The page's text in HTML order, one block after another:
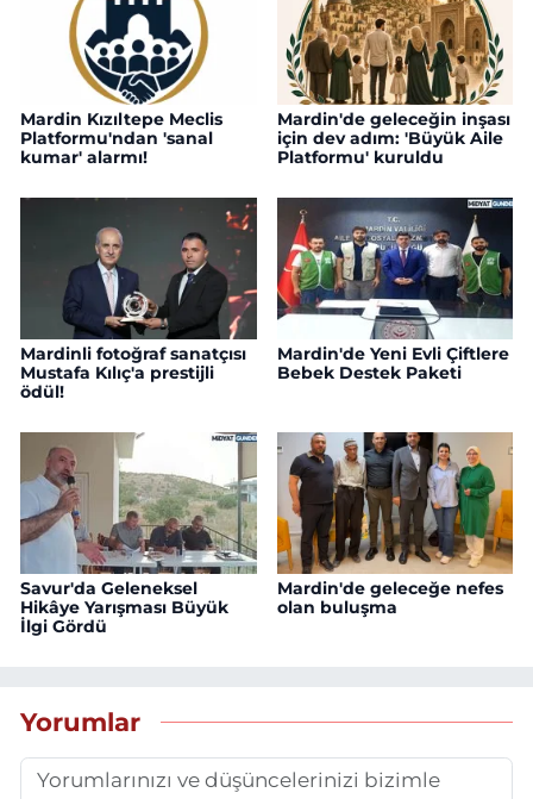
Mardin Kızıltepe Meclis
Platformu'ndan 'sanal
kumar' alarmı!
Mardin'de geleceğin inşası
için dev adım: 'Büyük Aile
Platformu' kuruldu
Mardinli fotoğraf sanatçısı
Mustafa Kılıç'a prestijli
ödül!
Mardin'de Yeni Evli Çiftlere
Bebek Destek Paketi
Savur'da Geleneksel
Hikâye Yarışması Büyük
İlgi Gördü
Mardin'de geleceğe nefes
olan buluşma
Yorumlar